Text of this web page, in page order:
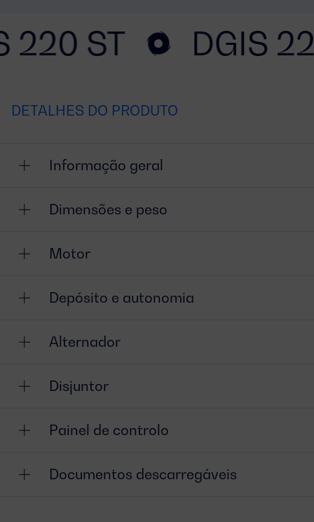
220 ST DGIS
DETALHES DO PRODUTO
Informação geral
Dimensões e peso
Motor
Depósito e autonomia
Alternador
Disjuntor
Painel de controlo
Documentos descarregáveis